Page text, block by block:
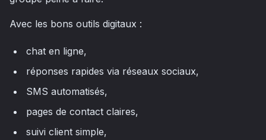
Avec les bons outils digitaux :
chat en ligne,
réponses rapides via réseaux sociaux,
SMS automatisés,
pages de contact claires,
suivi client simple,